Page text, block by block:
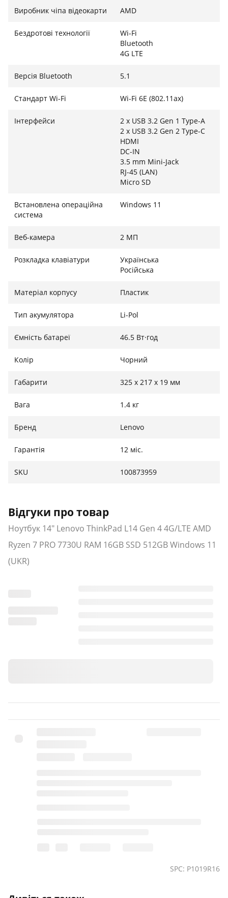
Виробник чіпа відеокарти AMD
Бездротові технології
Wi-Fi
Bluetooth
4G LTE
Версія Bluetooth 5.1
Стандарт Wi-Fi Wi-Fi 6E (802.11ax)
Інтерфейси
2 x USB 3.2 Gen 1 Type-A
2 x USB 3.2 Gen 2 Type-C
HDMI
DC-IN
3.5 mm Mini-Jack
RJ-45 (LAN)
Micro SD
Встановлена ​​операційна
система
Windows 11
Веб-камера 2 МП
Розкладка клавіатури
Українська
Російська
Матеріал корпусу Пластик
Тип акумулятора Li-Pol
Ємність батареї 46.5 Вт·год
Колір Чорний
Габарити 325 х 217 х 19 мм
Вага 1.4 кг
Бренд Lenovo
Гарантія 12 міс.
SKU 100873959
Відгуки про товар
Ноутбук 14" Lenovo ThinkPad L14 Gen 4 4G/LTE AMD
Ryzen 7 PRO 7730U RAM 16GB SSD 512GB Windows 11
(UKR)
SPC: P1019R16